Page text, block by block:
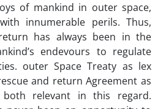
of mankind in outer space,
innumerable perils. Thus,
has always been in the
endevours to regulate
outer Space Treaty as lex
and return Agreement as
both relevant in this regard.